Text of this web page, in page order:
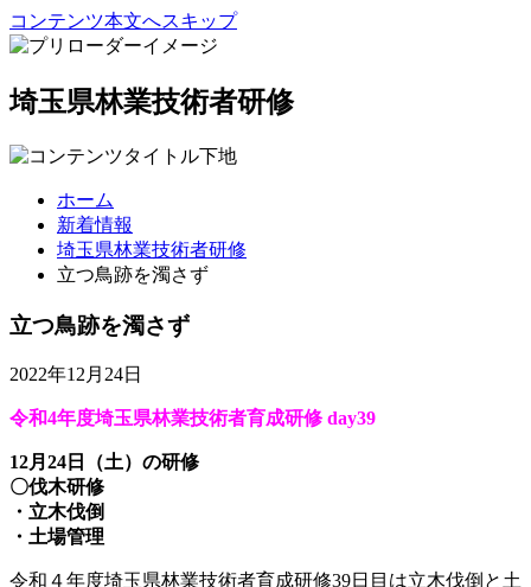
コンテンツ本文へスキップ
埼玉県林業技術者研修
ホーム
新着情報
埼玉県林業技術者研修
立つ鳥跡を濁さず
立つ鳥跡を濁さず
2022年12月24日
令和4年度埼玉県林業技術者育成研修 day39
12月24日（土）の研修
〇伐木研修
・立木伐倒
・土場管理
令和４年度埼玉県林業技術者育成研修39日目は立木伐倒と土